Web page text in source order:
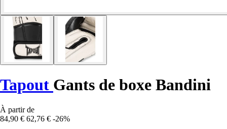
Tapout Gants de boxe Bandini
À partir de
84,90 € 62,76 € -26%